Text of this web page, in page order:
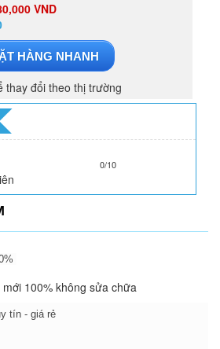
VND
HÀNG NHANH
thay đổi theo thị trường
0/10
100% không sửa chữa
tín - giá rẻ